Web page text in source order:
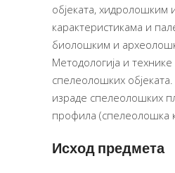
објеката,
карактеристикама и
биолошким и
Методологија и
спелеолошких
израде спелеолошких
профила (спелеолошка
Исход предмета